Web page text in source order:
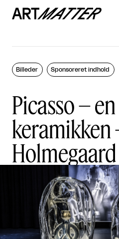
Picasso –
keramikken
Billeder Sponsoreret indhold